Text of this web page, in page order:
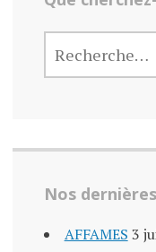
RECHERCHER :
Nos
AFFAMES 3